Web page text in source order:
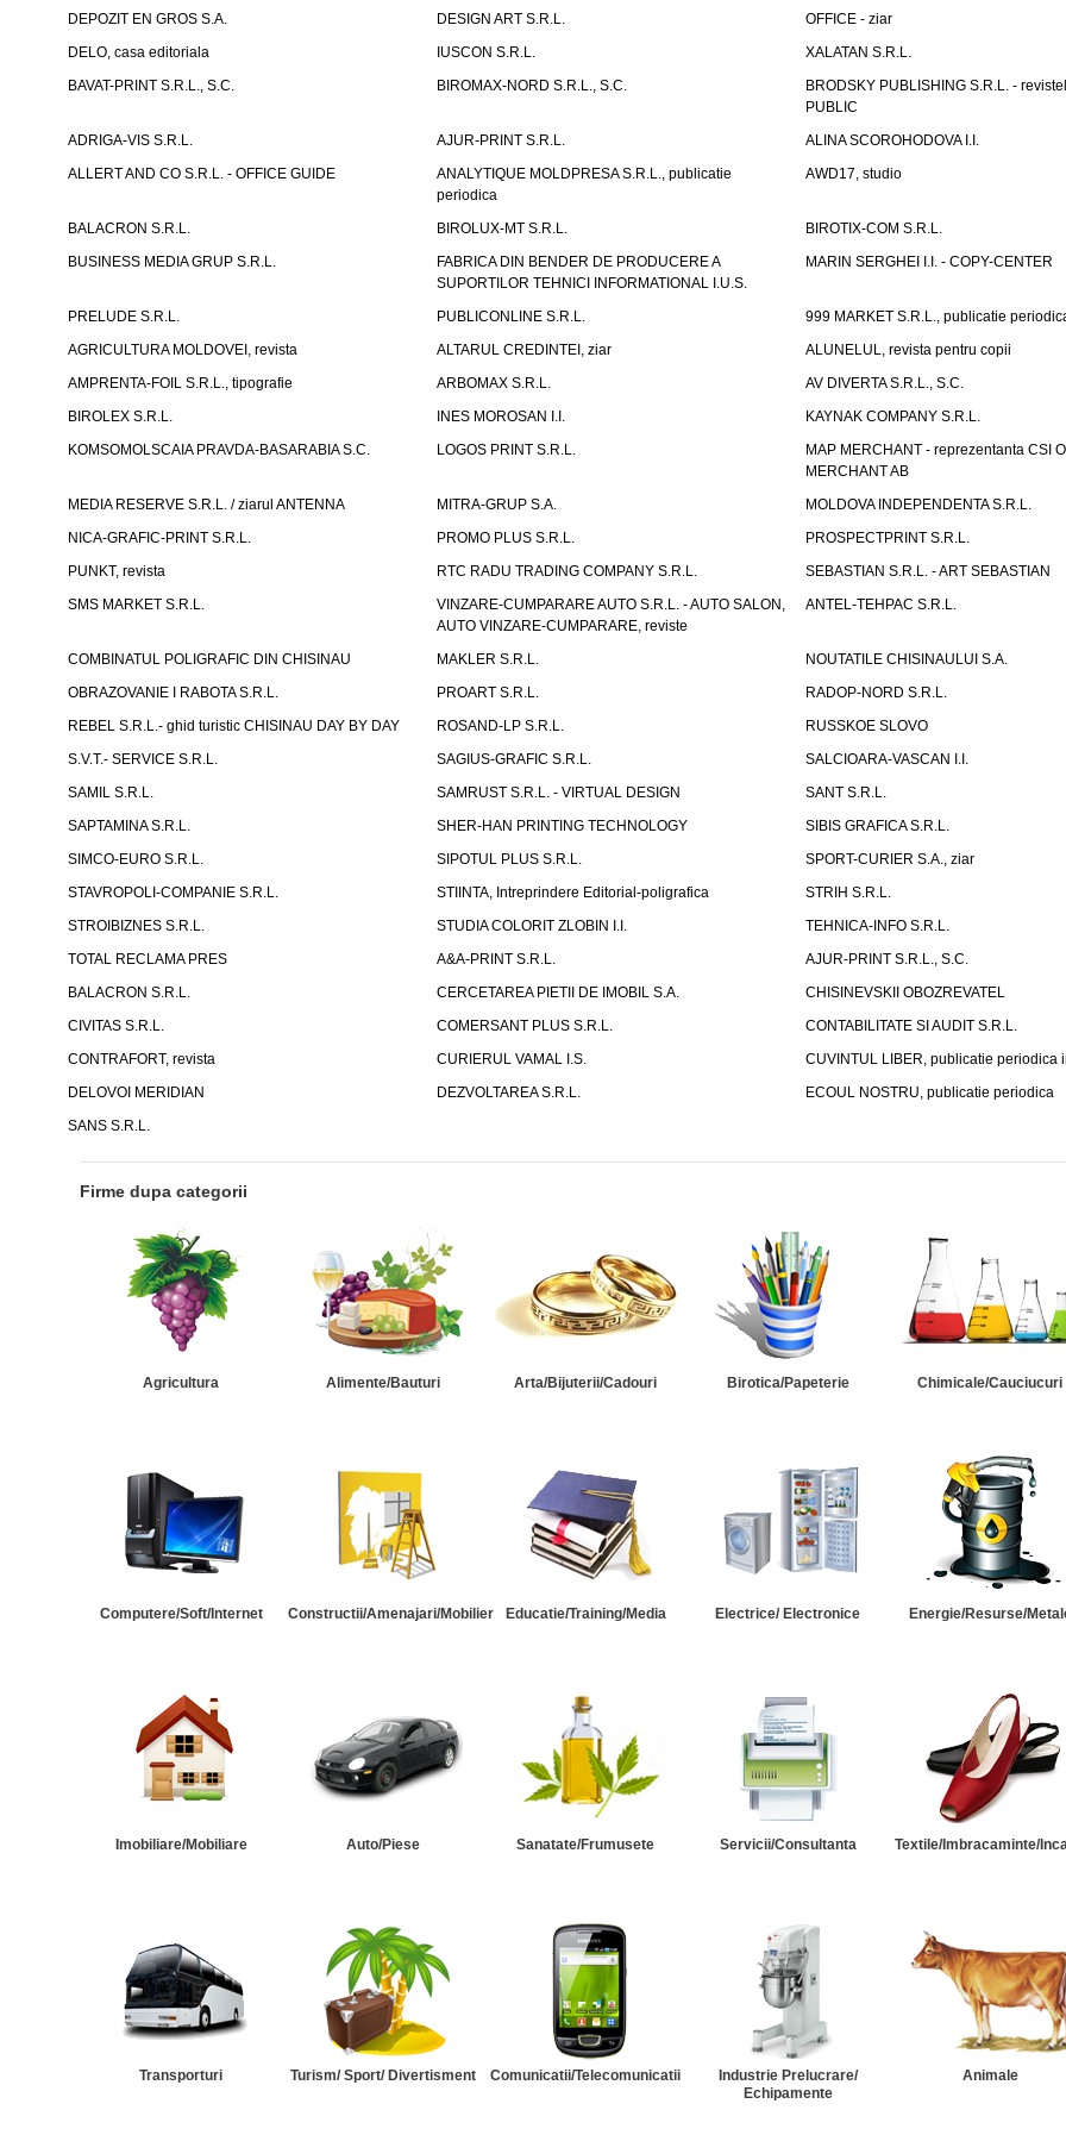
DEPOZIT EN GROS S.A.
DESIGN ART S.R.L.
OFFICE - ziar
DELO, casa editoriala
IUSCON S.R.L.
XALATAN S.R.L.
BAVAT-PRINT S.R.L., S.C.
BIROMAX-NORD S.R.L., S.C.
BRODSKY PUBLISHING S.R.L. -
PUBLIC
ADRIGA-VIS S.R.L.
AJUR-PRINT S.R.L.
ALINA SCOROHODOVA I.I.
ALLERT AND CO S.R.L. - OFFICE GUIDE
ANALYTIQUE MOLDPRESA S.R.L., publicatie
periodica
AWD17, studio
BALACRON S.R.L. BIROLUX-MT S.R.L.
BIROTIX-COM S.R.L.
BUSINESS MEDIA GRUP S.R.L.
FABRICA DIN BENDER DE PRODUCERE A
SUPORTILOR TEHNICI INFORMATIONAL I.U.S.
MARIN SERGHEI I.I. - COPY-CENTER
PRELUDE S.R.L. PUBLICONLINE S.R.L.
999 MARKET S.R.L., publicatie
AGRICULTURA MOLDOVEI, revista
ALTARUL CREDINTEI, ziar
ALUNELUL, revista pentru copii
AMPRENTA-FOIL S.R.L., tipografie
ARBOMAX S.R.L.
AV DIVERTA S.R.L., S.C.
BIROLEX S.R.L.
INES MOROSAN I.I.
KAYNAK COMPANY S.R.L.
KOMSOMOLSCAIA PRAVDA-BASARABIA S.C.
LOGOS PRINT S.R.L.
MAP MERCHANT - reprezentanta CSI
MERCHANT AB
MEDIA RESERVE S.R.L. / ziarul ANTENNA
MITRA-GRUP S.A.
MOLDOVA INDEPENDENTA S.R.L.
NICA-GRAFIC-PRINT S.R.L.
PROMO PLUS S.R.L.
PROSPECTPRINT S.R.L.
PUNKT, revista
RTC RADU TRADING COMPANY S.R.L.
SEBASTIAN S.R.L. - ART SEBASTIAN
SMS MARKET S.R.L.
VINZARE-CUMPARARE AUTO S.R.L. - AUTO SALON,
AUTO VINZARE-CUMPARARE, reviste
ANTEL-TEHPAC S.R.L.
COMBINATUL POLIGRAFIC DIN CHISINAU MAKLER S.R.L.
NOUTATILE CHISINAULUI S.A.
OBRAZOVANIE I RABOTA S.R.L.
PROART S.R.L.
RADOP-NORD S.R.L.
REBEL S.R.L.- ghid turistic CHISINAU DAY BY DAY
ROSAND-LP S.R.L.
RUSSKOE SLOVO
S.V.T.- SERVICE S.R.L.
SAGIUS-GRAFIC S.R.L.
SALCIOARA-VASCAN I.I.
SAMIL S.R.L.
SAMRUST S.R.L. - VIRTUAL DESIGN
SANT S.R.L.
SAPTAMINA S.R.L.
SHER-HAN PRINTING TECHNOLOGY
SIBIS GRAFICA S.R.L.
SIMCO-EURO S.R.L.
SIPOTUL PLUS S.R.L.
SPORT-CURIER S.A., ziar
STAVROPOLI-COMPANIE S.R.L.
STIINTA, Intreprindere Editorial-poligrafica
STRIH S.R.L.
STROIBIZNES S.R.L.
STUDIA COLORIT ZLOBIN I.I.
TEHNICA-INFO S.R.L.
TOTAL RECLAMA PRES
A&A-PRINT S.R.L.
AJUR-PRINT S.R.L., S.C.
BALACRON S.R.L.
CERCETAREA PIETII DE IMOBIL S.A.
CHISINEVSKII OBOZREVATEL
CIVITAS S.R.L.
COMERSANT PLUS S.R.L.
CONTABILITATE SI AUDIT S.R.L.
CONTRAFORT, revista
CURIERUL VAMAL I.S.
CUVINTUL LIBER, publicatie periodica
DELOVOI MERIDIAN
DEZVOLTAREA S.R.L.
ECOUL NOSTRU, publicatie periodica
SANS S.R.L.
Firme dupa categorii
Agricultura Alimente/Bauturi Arta/Bijuterii/Cadouri Birotica/Papeterie Chimicale/Cauciucuri
Computere/Soft/Internet Constructii/Amenajari/Mobilier Educatie/Training/Media Electrice/ Electronice Energie/Resurse/
Imobiliare/Mobiliare Auto/Piese Sanatate/Frumusete Servicii/Consultanta Textile/Imbracaminte/
Transporturi Turism/ Sport/ Divertisment Comunicatii/Telecomunicatii
Industrie Prelucrare/
Echipamente
Animale